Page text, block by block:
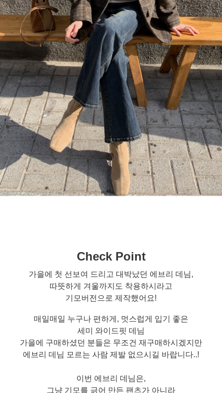
Check Point
가을에 첫 선보여 드리고 대박났던 에브리 데님,
따뜻하게 겨울까지도 착용하시라고
기모버전으로 제작했어요!
매일매일 누구나 편하게, 멋스럽게 입기 좋은
세미 와이드핏 데님
가을에 구매하셨던 분들은 무조건 재구매하시겠지만
에브리 데님 모르는 사람 제발 없으시길 바랍니다..!
이번 에브리 데님은,
그냥 기모를 긁어 만든 팬츠가 아니라